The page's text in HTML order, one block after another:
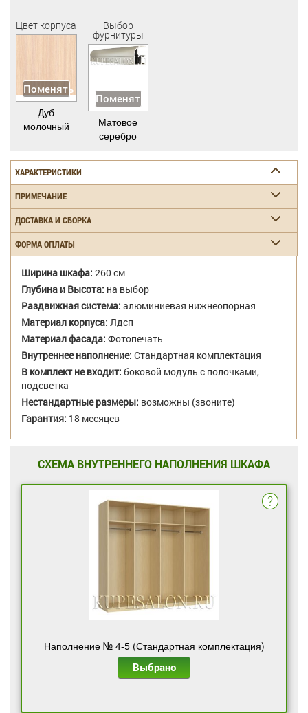
Цвет корпуса
Поменять
Дуб
молочный
Выбор
фурнитуры
Поменять
Матовое
серебро
ХАРАКТЕРИСТИКИ
ПРИМЕЧАНИЕ
ДОСТАВКА И СБОРКА
ФОРМА ОПЛАТЫ
Ширина шкафа: 260 см
Глубина и Высота: на выбор
Раздвижная система: алюминиевая нижнеопорная
Материал корпуса: Лдсп
Материал фасада: Фотопечать
Внутреннее наполнение: Стандартная комплектация
В комплект не входит: боковой модуль с полочками,
подсветка
Нестандартные размеры: возможны (звоните)
Гарантия: 18 месяцев
СХЕМА ВНУТРЕННЕГО НАПОЛНЕНИЯ ШКАФА
Наполнение № 4-5 (Стандартная комплектация)
Выбрано